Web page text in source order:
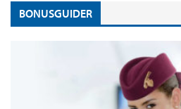
BONUSGUIDER